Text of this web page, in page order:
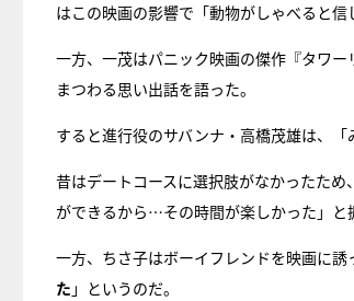
はこの映画の影響で「動物がしゃべると信
一方、一茂はパニック映画の傑作『タワ
まつわる思い出話を語った。
すると進行役のサバンナ・高橋茂雄は、
昔はデートコースに選択肢がなかったた
ができるから…その時間が楽しかった」と
一方、ちさ子はボーイフレンドを映画に
た 」というのだ。